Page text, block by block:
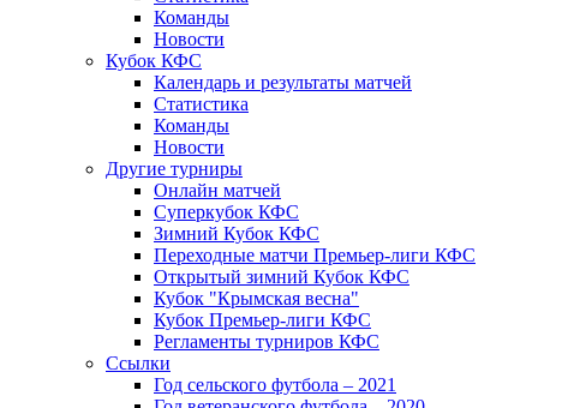
Команды
Новости
Кубок КФС
Календарь и результаты матчей
Статистика
Команды
Новости
Другие турниры
Онлайн матчей
Суперкубок КФС
Зимний Кубок КФС
Переходные матчи Премьер-лиги КФС
Открытый зимний Кубок КФС
Кубок "Крымская весна"
Кубок Премьер-лиги КФС
Регламенты турниров КФС
Ссылки
Год сельского футбола – 2021